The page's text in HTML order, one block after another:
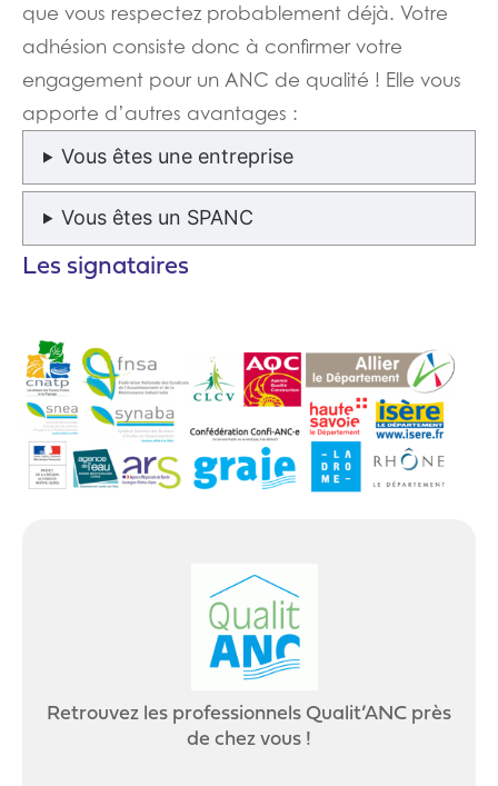
que vous respectez probablement déjà. Votre
adhésion consiste donc à confirmer votre
engagement pour un ANC de qualité ! Elle vous
apporte d’autres avantages :
Vous êtes une entreprise
Vous êtes un SPANC
Les signataires
Retrouvez les professionnels Qualit’ANC près
de chez vous !